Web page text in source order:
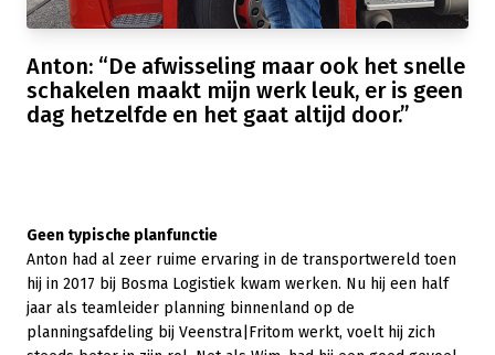
Anton: “De afwisseling maar ook het snelle
schakelen maakt mijn werk leuk, er is geen
dag hetzelfde en het gaat altijd door.”
Geen typische planfunctie
Anton had al zeer ruime ervaring in de transportwereld toen
hij in 2017 bij Bosma Logistiek kwam werken. Nu hij een half
jaar als teamleider planning binnenland op de
planningsafdeling bij Veenstra|Fritom werkt, voelt hij zich